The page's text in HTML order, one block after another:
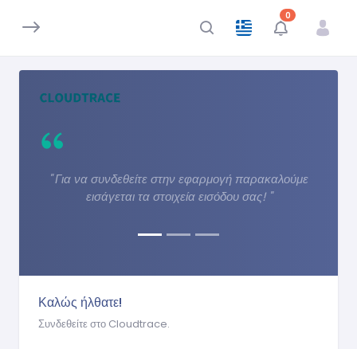
0Ειδοποιήσεις
" Για να συνδεθείτε στην εφαρμογή παρακαλούμε
εισάγεται τα στοιχεία εισόδου σας! "
Καλώς ήλθατε!
Συνδεθείτε στο Cloudtrace.